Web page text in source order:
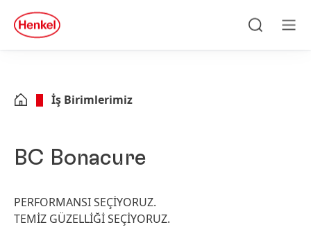
Skip to footer
quick
search
İş Birimlerimiz
BC Bonacure
PERFORMANSI SEÇİYORUZ.
TEMİZ GÜZELLİĞİ SEÇİYORUZ.